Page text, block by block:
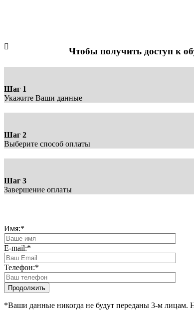
Чтобы получить доступ к
Шаг 1
Укажите Ваши данные
Шаг 2
Выберите способ оплаты
Шаг 3
Завершение оплаты
Имя:*
E-mail:*
Телефон:*
*Ваши данные никогда не будут переданы 3-м лицам.